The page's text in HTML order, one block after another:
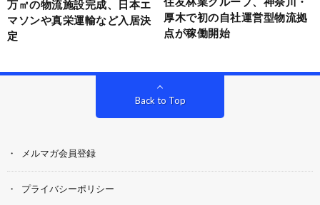
万㎡の物流施設完成、日本エ
マソンや真栄運輸など入居決
定
厚木で初の自社運営型物流拠
点が稼働開始
Back to Top
メルマガ会員登録
プライバシーポリシー